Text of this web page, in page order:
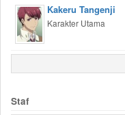
Kakeru Tangenji
Karakter Utama
Staf